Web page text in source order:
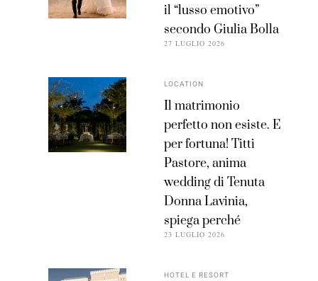
il “lusso emotivo”
secondo Giulia Bolla
27 LUGLIO 2026
LOCATION
Il matrimonio
perfetto non esiste. E
per fortuna! Titti
Pastore, anima
wedding di Tenuta
Donna Lavinia,
spiega perché
23 LUGLIO 2026
HOTEL E RESORT